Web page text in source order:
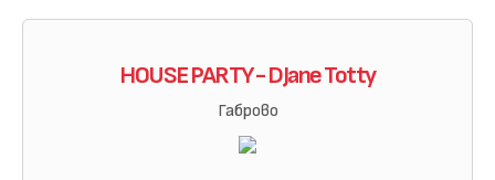
HOUSE PARTY - DJane Totty
Габрово